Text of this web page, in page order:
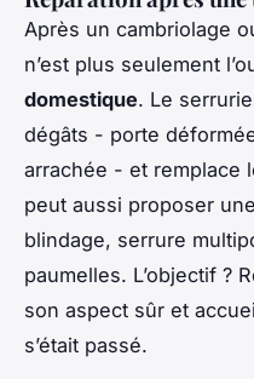
Après un cambriolage
n’est plus seulement
domestique. Le
dégâts - porte
arrachée - et remplace
peut aussi proposer
blindage, serrure
paumelles. L’objectif ?
son aspect sûr et
s’était passé.